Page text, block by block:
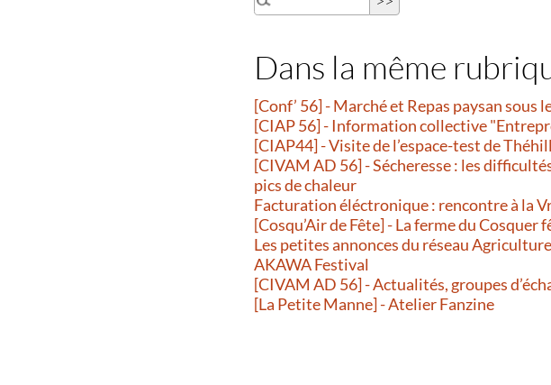
Dans la même
[Conf’ 56] - Marché et Repas paysan sous
[CIAP 56] - Information collective
[CIAP44] - Visite de l’espace-test de
[CIVAM AD 56] - Sécheresse : les
pics de chaleur
Facturation éléctronique : rencontre à la
[Cosqu’Air de Fête] - La ferme du Cosquer
Les petites annonces du réseau
AKAWA Festival
[CIVAM AD 56] - Actualités, groupes
[La Petite Manne] - Atelier Fanzine